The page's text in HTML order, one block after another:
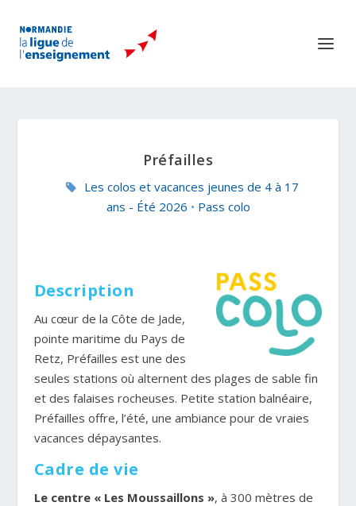
Préfailles
Les colos et vacances jeunes de 4 à 17
ans - Été 2026 • Pass colo
Description
Au cœur de la Côte de Jade,
pointe maritime du Pays de
Retz, Préfailles est une des
seules stations où alternent des plages de sable fin
et des falaises rocheuses. Petite station balnéaire,
Préfailles offre, l’été, une ambiance pour de vraies
vacances dépaysantes.
Cadre de vie
Le centre « Les Moussaillons », à 300 mètres de